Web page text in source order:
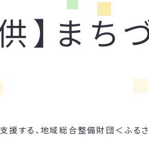
】ま
する、地域総合整備財団＜ふる